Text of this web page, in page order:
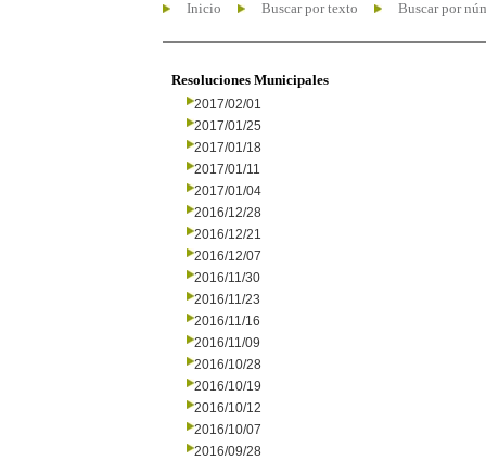
Inicio Buscar por texto Buscar por
Resoluciones Municipales
2017/02/01
2017/01/25
2017/01/18
2017/01/11
2017/01/04
2016/12/28
2016/12/21
2016/12/07
2016/11/30
2016/11/23
2016/11/16
2016/11/09
2016/10/28
2016/10/19
2016/10/12
2016/10/07
2016/09/28